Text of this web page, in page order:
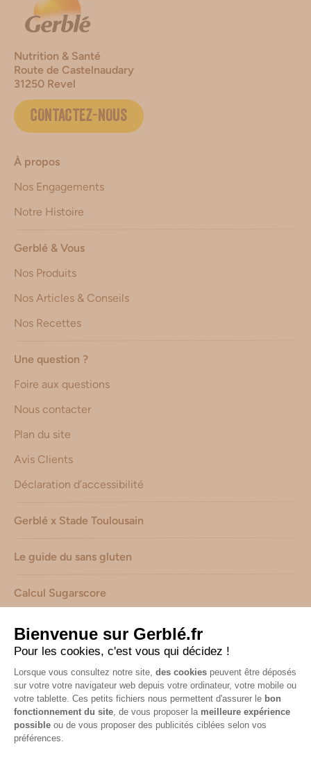
Nutrition & Santé
Route de Castelnaudary
31250 Revel
CONTACTEZ-NOUS
À propos
Nos Engagements
Notre Histoire
Gerblé & Vous
Nos Produits
Nos Articles & Conseils
Nos Recettes
Une question ?
Foire aux questions
Nous contacter
Plan du site
Avis Clients
Déclaration d’accessibilité
Gerblé x Stade Toulousain
Le guide du sans gluten
Calcul Sugarscore
Suivez-nous sur les réseaux !